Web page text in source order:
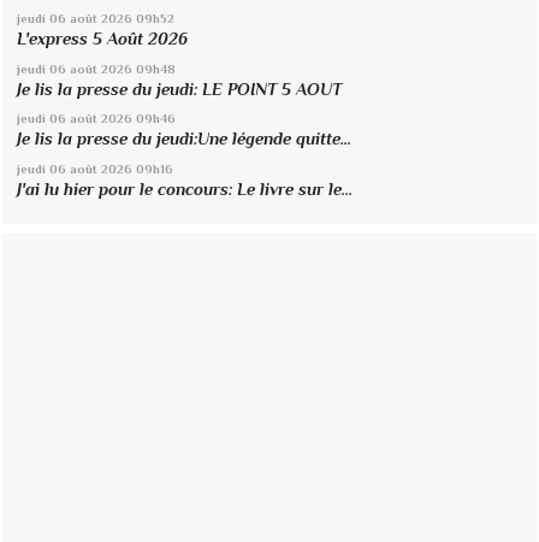
jeudi 06 août 2026 09h52
L'express 5 Août 2026
jeudi 06 août 2026 09h48
Je lis la presse du jeudi: LE POINT 5 AOUT
jeudi 06 août 2026 09h46
Je lis la presse du jeudi:Une légende quitte...
jeudi 06 août 2026 09h16
J'ai lu hier pour le concours: Le livre sur le...